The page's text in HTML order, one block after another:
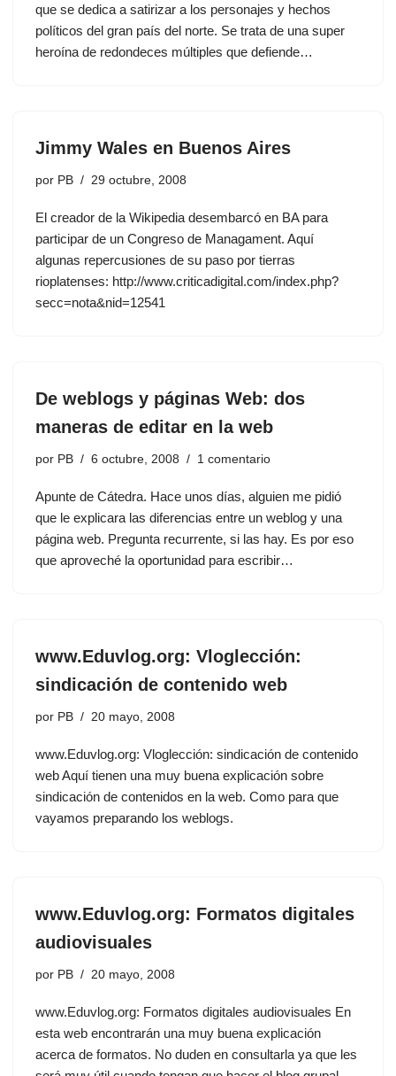
que se dedica a satirizar a los personajes y hechos
políticos del gran país del norte. Se trata de una super
heroína de redondeces múltiples que defiende…
Jimmy Wales en Buenos Aires
por PB 29 octubre, 2008
El creador de la Wikipedia desembarcó en BA para
participar de un Congreso de Managament. Aquí
algunas repercusiones de su paso por tierras
rioplatenses: http://www.criticadigital.com/index.php?
secc=nota&nid=12541
De weblogs y páginas Web: dos
maneras de editar en la web
por PB 6 octubre, 2008 1 comentario
Apunte de Cátedra. Hace unos días, alguien me pidió
que le explicara las diferencias entre un weblog y una
página web. Pregunta recurrente, si las hay. Es por eso
que aproveché la oportunidad para escribir…
www.Eduvlog.org: Vloglección:
sindicación de contenido web
por PB 20 mayo, 2008
www.Eduvlog.org: Vloglección: sindicación de contenido
web Aquí tienen una muy buena explicación sobre
sindicación de contenidos en la web. Como para que
vayamos preparando los weblogs.
www.Eduvlog.org: Formatos digitales
audiovisuales
por PB 20 mayo, 2008
www.Eduvlog.org: Formatos digitales audiovisuales En
esta web encontrarán una muy buena explicación
acerca de formatos. No duden en consultarla ya que les